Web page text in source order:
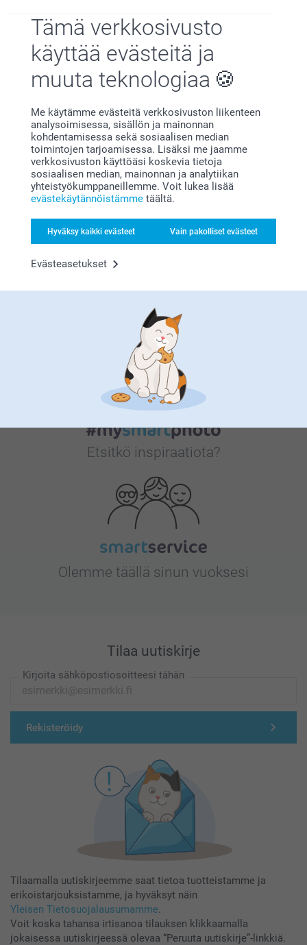
Tämä verkkosivusto
käyttää evästeitä ja
muuta teknologiaa
Me käytämme evästeitä verkkosivuston liikenteen
analysoimisessa, sisällön ja mainonnan
kohdentamisessa sekä sosiaalisen median
toimintojen tarjoamisessa. Lisäksi me jaamme
verkkosivuston käyttöäsi koskevia tietoja
sosiaalisen median, mainonnan ja analytiikan
yhteistyökumppaneillemme. Voit lukea lisää
evästekäytännöistämme täältä.
Hyväksy kaikki evästeet Vain pakolliset evästeet
Evästeasetukset
Miksismartphoto
Bonusta kaikista tilauksista
Etsitkö inspiraatiota?
Olemme täällä sinun vuoksesi
Tilaa uutiskirje
Kirjoita sähköpostiosoitteesi tähän
Rekisteröidy
Tilaamalla uutiskirjeemme saat tietoa tuotteistamme ja
erikoistarjouksistamme, ja hyväksyt näin
Yleisen Tietosuojalausumamme.
Voit koska tahansa irtisanoa tilauksen klikkaamalla
jokaisessa uutiskirjeessä olevaa “Peruuta uutiskirje”-linkkiä.